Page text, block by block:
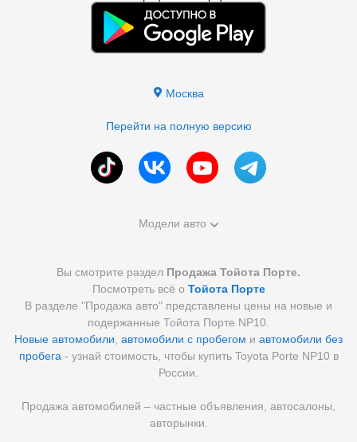
Москва
Перейти на полную версию
Модели авто
Вы смотрите раздел Продажа Тойота Порте.
Посмотреть всё о Тойота Порте
В разделе "Продажа авто" представлены цены на новые и
подержанные Тойота Порте NP10.
Новые автомобили автомобили с пробегом и автомобили без
пробега - узнай стоимость, чтобы купить Toyota Porte NP10 в
России.
Продажа автомобилей – частные объявления, автосалоны,
авторынки.